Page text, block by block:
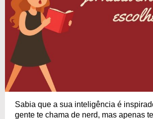
Sabia que a sua inteligência é
gente te chama de nerd, mas apenas